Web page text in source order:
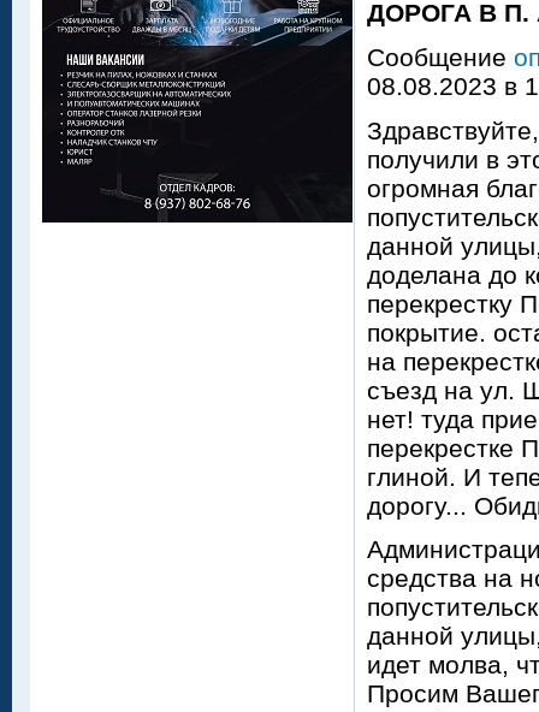
ДОРОГА В
Сообщение
08.08.2023 в
получили в
огромная
данной
доделана до
перекрестку
покрытие.
на
съезд на ул.
нет! туда
перекрестке
глиной. И
дорогу...
средства на
данной
идет молва,
Просим